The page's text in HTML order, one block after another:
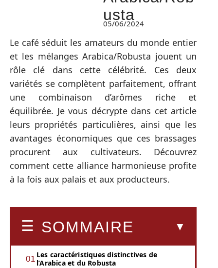
usta
05/06/2024
Le café séduit les amateurs du monde entier
et les mélanges Arabica/Robusta jouent un
rôle clé dans cette célébrité. Ces deux
variétés se complètent parfaitement, offrant
une combinaison d’arômes riche et
équilibrée. Je vous décrypte dans cet article
leurs propriétés particulières, ainsi que les
avantages économiques que ces brassages
procurent aux cultivateurs. Découvrez
comment cette alliance harmonieuse profite
à la fois aux palais et aux producteurs.
SOMMAIRE
Les caractéristiques distinctives de
l’Arabica et du Robusta